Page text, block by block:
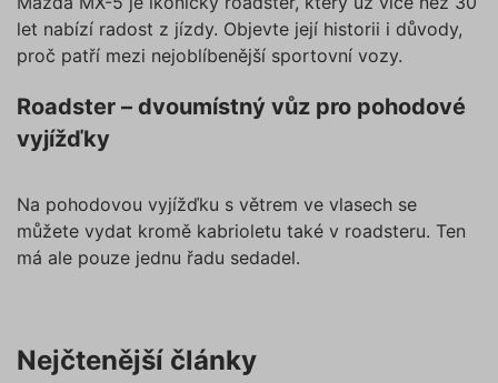
let nabízí radost z jízdy. Objevte její historii i důvody,
proč patří mezi nejoblíbenější sportovní vozy.
Roadster – dvoumístný vůz pro pohodové
vyjížďky
Na pohodovou vyjížďku s větrem ve vlasech se
můžete vydat kromě kabrioletu také v roadsteru. Ten
má ale pouze jednu řadu sedadel.
Nejčtenější články